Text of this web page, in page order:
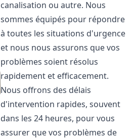
canalisation ou autre. Nous
sommes équipés pour répondre
à toutes les situations d'urgence
et nous nous assurons que vos
problèmes soient résolus
rapidement et efficacement.
Nous offrons des délais
d'intervention rapides, souvent
dans les 24 heures, pour vous
assurer que vos problèmes de